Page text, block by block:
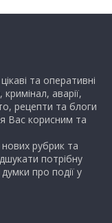
та оперативні
аварії,
рецепти та блоги
Вас корисним та
рубрик та
потрібну
про події у